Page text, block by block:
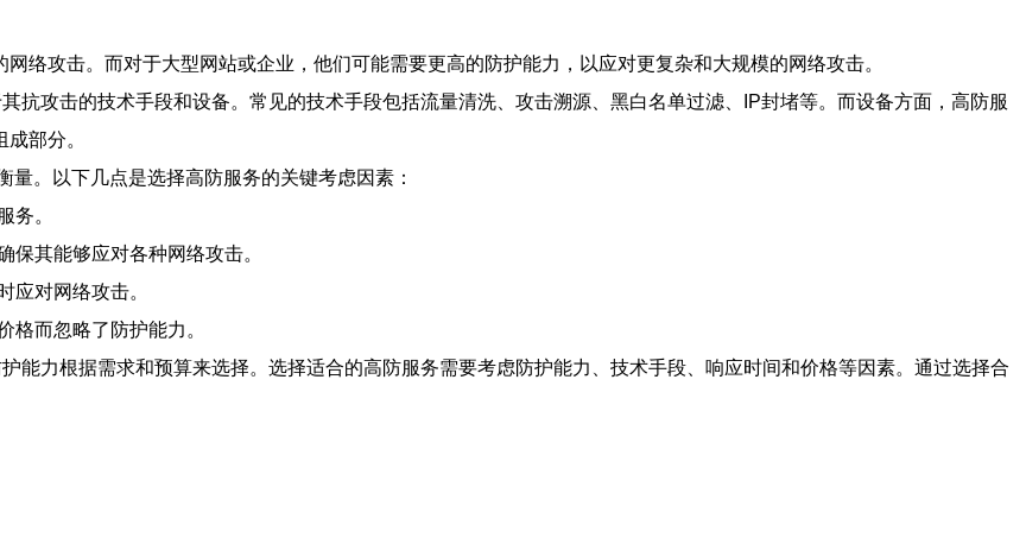
络攻击。而对于大型网站或企业，他们可能需要更高的防护能力，以应对更复杂和大规模的网络攻击。
抗攻击的技术手段和设备。常见的技术手段包括流量清洗、攻击溯源、黑白名单过滤、IP封堵等。而设备方面，高防服
部分。
。以下几点是选择高防服务的关键考虑因素：
务。
保其能够应对各种网络攻击。
应对网络攻击。
格而忽略了防护能力。
能力根据需求和预算来选择。选择适合的高防服务需要考虑防护能力、技术手段、响应时间和价格等因素。通过选择合